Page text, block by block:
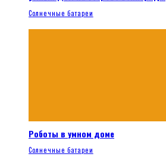
Солнечные батареи
Роботы в умном доме
Солнечные батареи